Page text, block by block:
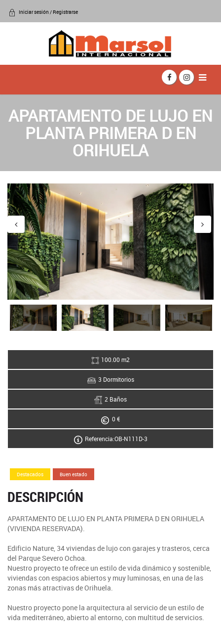
Iniciar sesión / Registrarse
APARTAMENTO DE LUJO EN
PLANTA PRIMERA D EN
ORIHUELA
100.00 m2
3 Dormitorios
2 Baños
0 €
Referencia:OB-N111D-3
Destacados Buen estado
DESCRIPCIÓN
APARTAMENTO DE LUJO EN PLANTA PRIMERA D EN ORIHUELA
(VIVIENDA RESERVADA).
Edificio Nature, 34 viviendas de lujo con garajes y trasteros, cerca
del Parque Severo Ochoa.
Nuestro proyecto te ofrece un estilo de vida dinámico y sostenible,
viviendas con espacios abiertos y muy luminosas, en una de las
zonas más atractivas de Orihuela.
Nuestro proyecto pone la arquitectura al servicio de un estilo de
vida mediterráneo, abierto al entorno, con multitud de servicios.